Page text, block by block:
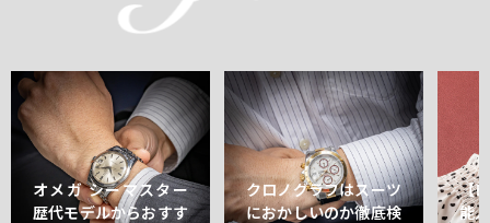
オメガ シーマスター
歴代モデルからおすす
クロノグラフはスーツ
におかしいのか徹底検
【
能